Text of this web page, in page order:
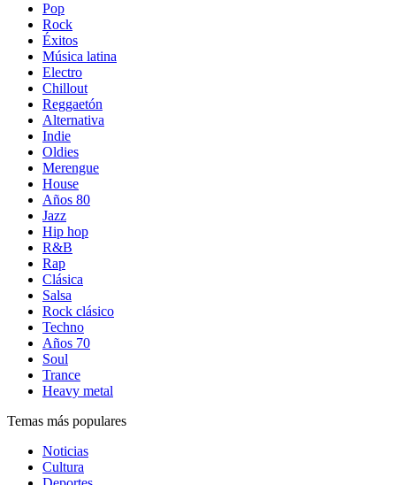
Pop
Rock
Éxitos
Música latina
Electro
Chillout
Reggaetón
Alternativa
Indie
Oldies
Merengue
House
Años 80
Jazz
Hip hop
R&B
Rap
Clásica
Salsa
Rock clásico
Techno
Años 70
Soul
Trance
Heavy metal
Temas más populares
Noticias
Cultura